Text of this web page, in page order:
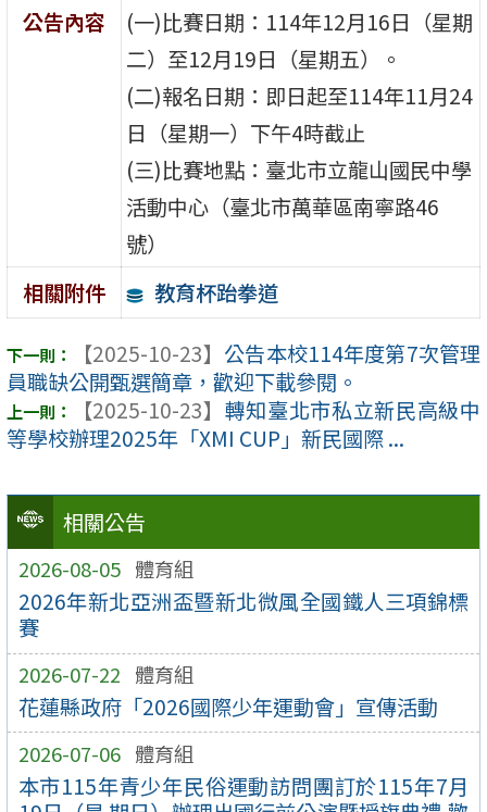
相關公告
2026-08-05 體育組
2026年新北亞洲盃暨新北微風全國鐵人三項錦標
賽
2026-07-22 體育組
花蓮縣政府「2026國際少年運動會」宣傳活動
2026-07-06 體育組
本市115年青少年民俗運動訪問團訂於115年7月
公告內容
(一)比賽日期：114年12月16日（星期
二）至12月19日（星期五）。
(二)報名日期：即日起至114年11月24
日（星期一）下午4時截止
(三)比賽地點：臺北市立龍山國民中學
活動中心（臺北市萬華區南寧路46
號）
相關附件
教育杯跆拳道
【2025-10-23】 公告本校114年度第7次管理
員職缺公開甄選簡章，歡迎下載參閱。
【2025-10-23】 轉知臺北市私立新民高級中
等學校辦理2025年「XMI CUP」新民國際 ...